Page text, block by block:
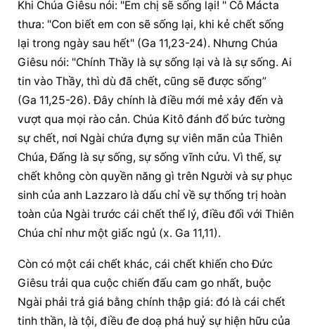
Khi Chúa Giêsu nói: "Em chị sẽ sống lại! " Cô Mácta
thưa: "Con biết em con sẽ sống lại, khi kẻ chết sống
lại trong ngày sau hết" (Ga 11,23-24). Nhưng Chúa
Giêsu nói: "Chính Thầy là sự sống lại và là sự sống. Ai
tin vào Thầy, thì dù đã chết, cũng sẽ được sống”
(Ga 11,25-26). Đây chính là điều mới mẻ xảy đến và
vượt qua mọi rào cản. Chúa Kitô đánh đổ bức tường
sự chết, nơi Ngài chứa đựng sự viên mãn của Thiên
Chúa, Đấng là sự sống, sự sống vĩnh cửu. Vì thế, sự
chết không còn quyền năng gì trên Người và sự phục
sinh của anh Lazzaro là dấu chỉ về sự thống trị hoàn
toàn của Ngài trước cái chết thể lý, điều đối với Thiên
Chúa chỉ như một giấc ngủ (x. Ga 11,11).
Còn có một cái chết khác, cái chết khiến cho Đức
Giêsu trải qua cuộc chiến đấu cam go nhất, buộc
Ngài phải trả giá bằng chính thập giá: đó là cái chết
tinh thần, là tội, điều đe doạ phá huỷ sự hiện hữu của